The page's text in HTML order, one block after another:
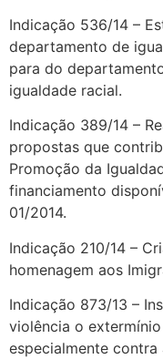
Indicação 536/14 –
departamento de
para do
igualdade racial.
Indicação 389/14 –
propostas que
Promoção da
financiamento
01/2014.
Indicação 210/14 –
homenagem aos
Indicação 873/13 –
violência o
especialmente contra